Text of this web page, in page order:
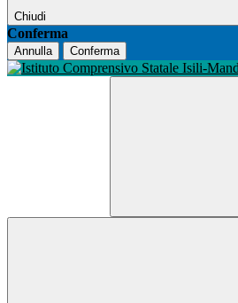
Chiudi
Conferma
Annulla Conferma